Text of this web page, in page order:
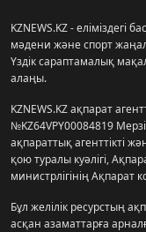
KZNEWS.KZ - еліміздегі
мәдени және спорт
Үздік сараптамалық
алаңы.
KZNEWS.KZ ақпарат
№KZ64VPY00084819
ақпараттық агенттікті
қою туралы куәлігі,
министрлігінің Ақпарат
Бұл желілік ресурстың
асқан азаматтарға